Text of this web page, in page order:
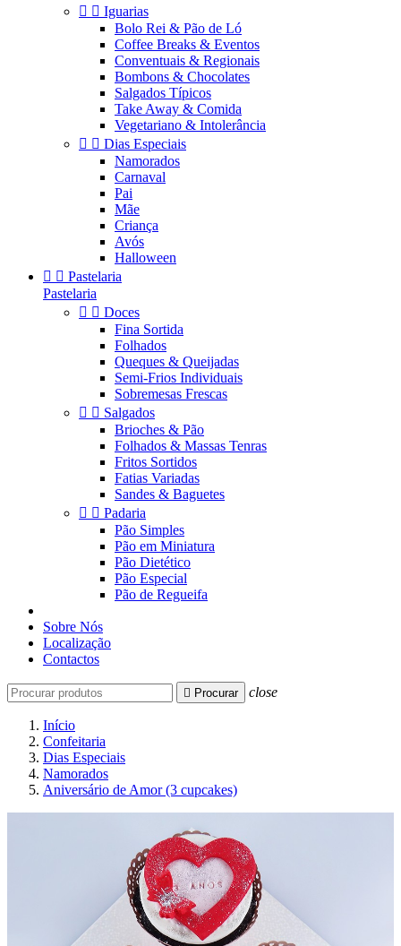
  Iguarias
Bolo Rei & Pão de Ló
Coffee Breaks & Eventos
Conventuais & Regionais
Bombons & Chocolates
Salgados Típicos
Take Away & Comida
Vegetariano & Intolerância
  Dias Especiais
Namorados
Carnaval
Pai
Mãe
Criança
Avós
Halloween
  Pastelaria
Pastelaria
  Doces
Fina Sortida
Folhados
Queques & Queijadas
Semi-Frios Individuais
Sobremesas Frescas
  Salgados
Brioches & Pão
Folhados & Massas Tenras
Fritos Sortidos
Fatias Variadas
Sandes & Baguetes
  Padaria
Pão Simples
Pão em Miniatura
Pão Dietético
Pão Especial
Pão de Regueifa
Sobre Nós
Localização
Contactos
 Procurar close
Início
Confeitaria
Dias Especiais
Namorados
Aniversário de Amor (3 cupcakes)